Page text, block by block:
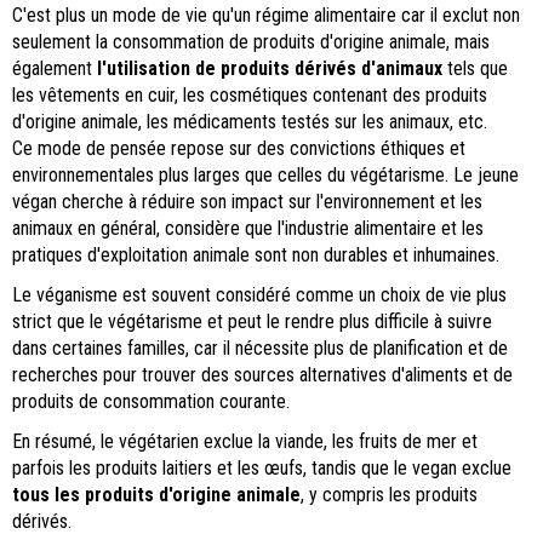
C'est plus un mode de vie qu'un régime alimentaire car il exclut non
seulement la consommation de produits d'origine animale, mais
également l'utilisation de produits dérivés d'animaux tels que
les vêtements en cuir, les cosmétiques contenant des produits
d'origine animale, les médicaments testés sur les animaux, etc.
Ce mode de pensée repose sur des convictions éthiques et
environnementales plus larges que celles du végétarisme. Le jeune
végan cherche à réduire son impact sur l'environnement et les
animaux en général, considère que l'industrie alimentaire et les
pratiques d'exploitation animale sont non durables et inhumaines.
Le véganisme est souvent considéré comme un choix de vie plus
strict que le végétarisme et peut le rendre plus difficile à suivre
dans certaines familles, car il nécessite plus de planification et de
recherches pour trouver des sources alternatives d'aliments et de
produits de consommation courante.
En résumé, le végétarien exclue la viande, les fruits de mer et
parfois les produits laitiers et les œufs, tandis que le vegan exclue
tous les produits d'origine animale, y compris les produits
dérivés.